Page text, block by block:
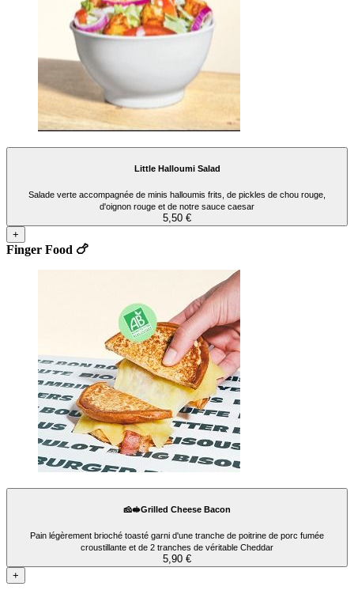
Little Halloumi Salad
Salade verte accompagnée de minis halloumis frits, de pickles de chou rouge,
d'oignon rouge et de notre sauce caesar
5,50 €
+
Finger Food 🍗
🧀🥪Grilled Cheese Bacon
Pain légèrement brioché toasté garni d'une tranche de poitrine de porc fumée
croustillante et de 2 tranches de véritable Cheddar
5,90 €
+